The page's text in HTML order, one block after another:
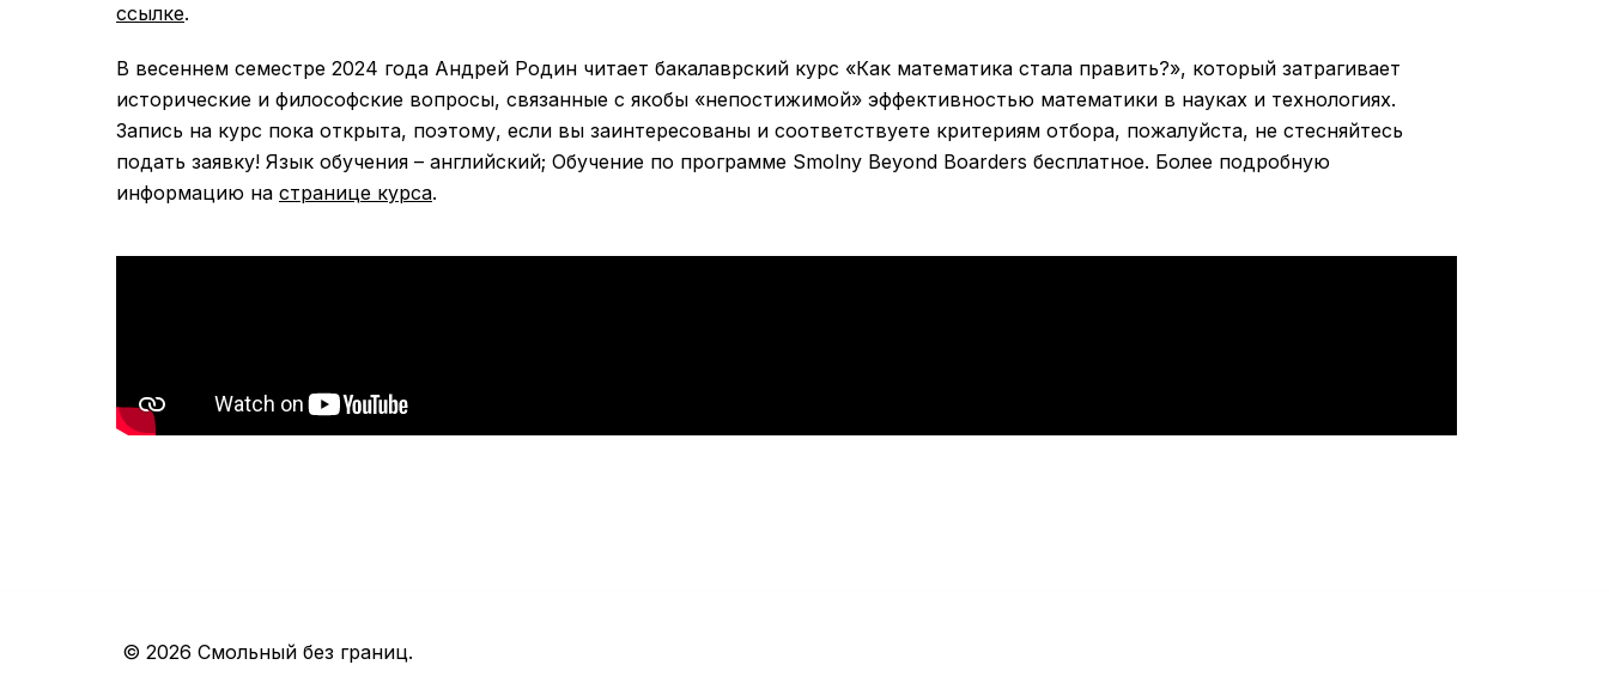
ccылке.
В весеннем семестре 2024 года Андрей Родин читает бакалаврский курс «Как математика стала править?», который затрагивает
исторические и философские вопросы, связанные с якобы «непостижимой» эффективностью математики в науках и технологиях.
Запись на курс пока открыта, поэтому, если вы заинтересованы и соответствуете критериям отбора, пожалуйста, не стесняйтесь
подать заявку! Язык обучения – английский; Обучение по программе Smolny Beyond Boarders бесплатное. Более подробную
информацию на странице курса.
© 2026 Смольный без границ.